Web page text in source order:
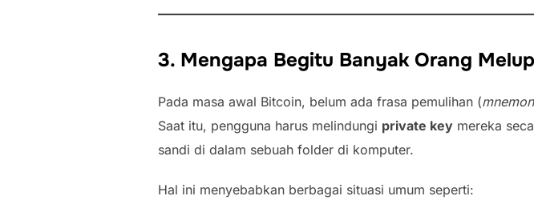
3. Mengapa Begitu Banyak Orang
Pada masa awal Bitcoin, belum ada frasa pemulihan (
Saat itu, pengguna harus melindungi private key mereka
sandi di dalam sebuah folder di komputer.
Hal ini menyebabkan berbagai situasi umum seperti: